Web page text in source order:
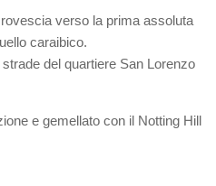
verso la prima assoluta
caraibico.
del quartiere San Lorenzo
e gemellato con il Notting Hill